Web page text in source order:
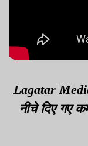
Lagatar
नीचे दिए गए